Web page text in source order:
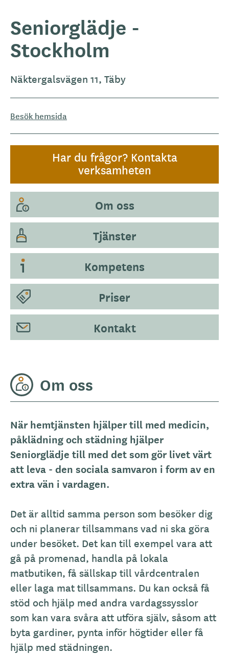
Seniorglädje -
Stockholm
Näktergalsvägen 11, Täby
Besök hemsida
Har du frågor? Kontakta
verksamheten
Om oss
Tjänster
Kompetens
Priser
Kontakt
Om oss
När hemtjänsten hjälper till med medicin,
påklädning och städning hjälper
Seniorglädje till med det som gör livet värt
att leva - den sociala samvaron i form av en
extra vän i vardagen.
Det är alltid samma person som besöker dig
och ni planerar tillsammans vad ni ska göra
under besöket. Det kan till exempel vara att
gå på promenad, handla på lokala
matbutiken, få sällskap till vårdcentralen
eller laga mat tillsammans. Du kan också få
stöd och hjälp med andra vardagssysslor
som kan vara svåra att utföra själv, såsom att
byta gardiner, pynta inför högtider eller få
hjälp med städningen.